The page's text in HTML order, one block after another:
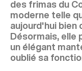
des frimas du
moderne telle
aujourd'hui bien
Désormais, elle
un élégant
oublié sa